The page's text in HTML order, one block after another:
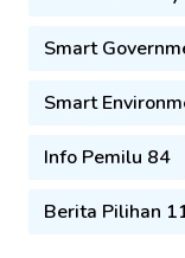
Smart
Smart
Info Pemilu 84
Berita Pilihan